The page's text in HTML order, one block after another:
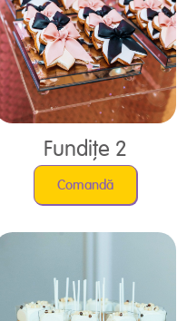
Fundițe 2
Comandă